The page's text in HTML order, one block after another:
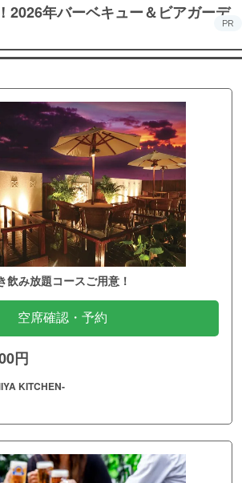
2026年バーベキュー＆ビアガーデ
PR
飲み放題コースご用意！
空席確認・予約
円
KITCHEN‐